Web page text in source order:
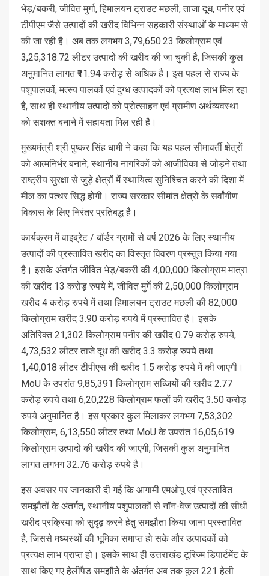
भेड़/बकरी, जीवित मुर्गा, हिमालयन ट्राउट मछली, ताजा दूध, पनीर एवं
टीपीएम जैसे उत्पादों की खरीद विभिन्न सहकारी संस्थाओं के माध्यम से
की जा रही है। अब तक लगभग 3,79,650.23 किलोग्राम एवं
3,25,318.72 लीटर उत्पादों की खरीद की जा चुकी है, जिसकी कुल
अनुमानित लागत ₹11.94 करोड़ से अधिक है। इस पहल से राज्य के
पशुपालकों, मत्स्य पालकों एवं दुग्ध उत्पादकों को प्रत्यक्ष लाभ मिल रहा
है, साथ ही स्थानीय उत्पादों को प्रोत्साहन एवं ग्रामीण अर्थव्यवस्था
को सशक्त बनाने में सहायता मिल रही है।
मुख्यमंत्री श्री पुष्कर सिंह धामी ने कहा कि यह पहल सीमावर्ती क्षेत्रों
को आत्मनिर्भर बनाने, स्थानीय नागरिकों को आजीविका से जोड़ने तथा
राष्ट्रीय सुरक्षा से जुड़े क्षेत्रों में स्थायित्व सुनिश्चित करने की दिशा में
मील का पत्थर सिद्ध होगी। राज्य सरकार सीमांत क्षेत्रों के सर्वांगीण
विकास के लिए निरंतर प्रतिबद्ध है।
कार्यक्रम में वाइब्रेट / बॉर्डर ग्रामों से वर्ष 2026 के लिए स्थानीय
उत्पादों की प्रस्तावित खरीद का विस्तृत विवरण प्रस्तुत किया गया
है। इसके अंतर्गत जीवित भेड़/बकरी की 4,00,000 किलोग्राम मात्रा
की खरीद 13 करोड़ रुपये में, जीवित मुर्गे की 2,50,000 किलोग्राम
खरीद 4 करोड़ रुपये में तथा हिमालयन ट्राउट मछली की 82,000
किलोग्राम खरीद 3.90 करोड़ रुपये में प्रस्तावित है। इसके
अतिरिक्त 21,302 किलोग्राम पनीर की खरीद 0.79 करोड़ रुपये,
4,73,532 लीटर ताजे दूध की खरीद 3.3 करोड़ रुपये तथा
1,40,018 लीटर टीपीएस की खरीद 1.5 करोड़ रुपये में की जाएगी।
MoU के उपरांत 9,85,391 किलोग्राम सब्जियों की खरीद 2.77
करोड़ रुपये तथा 6,20,228 किलोग्राम फलों की खरीद 3.50 करोड़
रुपये अनुमानित है। इस प्रकार कुल मिलाकर लगभग 7,53,302
किलोग्राम, 6,13,550 लीटर तथा MoU के उपरांत 16,05,619
किलोग्राम उत्पादों की खरीद की जाएगी, जिसकी कुल अनुमानित
लागत लगभग 32.76 करोड़ रुपये है।
इस अवसर पर जानकारी दी गई कि आगामी एमओयू एवं प्रस्तावित
समझौतों के अंतर्गत, स्थानीय पशुपालकों से नॉन-वेज उत्पादों की सीधी
खरीद प्रक्रिया को सुदृढ़ करने हेतु समझौता किया जाना प्रस्तावित
है, जिससे मध्यस्थों की भूमिका समाप्त हो सके और उत्पादकों को
प्रत्यक्ष लाभ प्राप्त हो। इसके साथ ही उत्तराखंड टूरिज्म डिपार्टमेंट के
साथ किए गए हेलीपैड समझौते के अंतर्गत अब तक कुल 221 हेली